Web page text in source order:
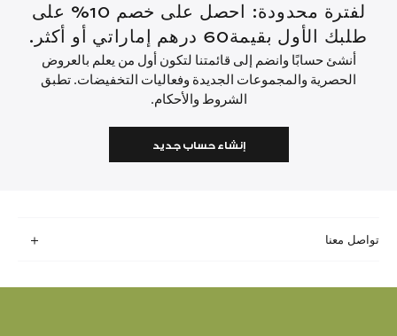
لفترة محدودة: احصل على خصم 10% على
طلبك الأول بقيمة60 درهم إماراتي أو أكثر.
أنشئ حسابًا وانضم إلى قائمتنا لتكون أول من يعلم بالعروض
الحصرية والمجموعات الجديدة وفعاليات التخفيضات. تطبق
الشروط والأحكام.
إنشاء حساب جديد
تواصل معنا